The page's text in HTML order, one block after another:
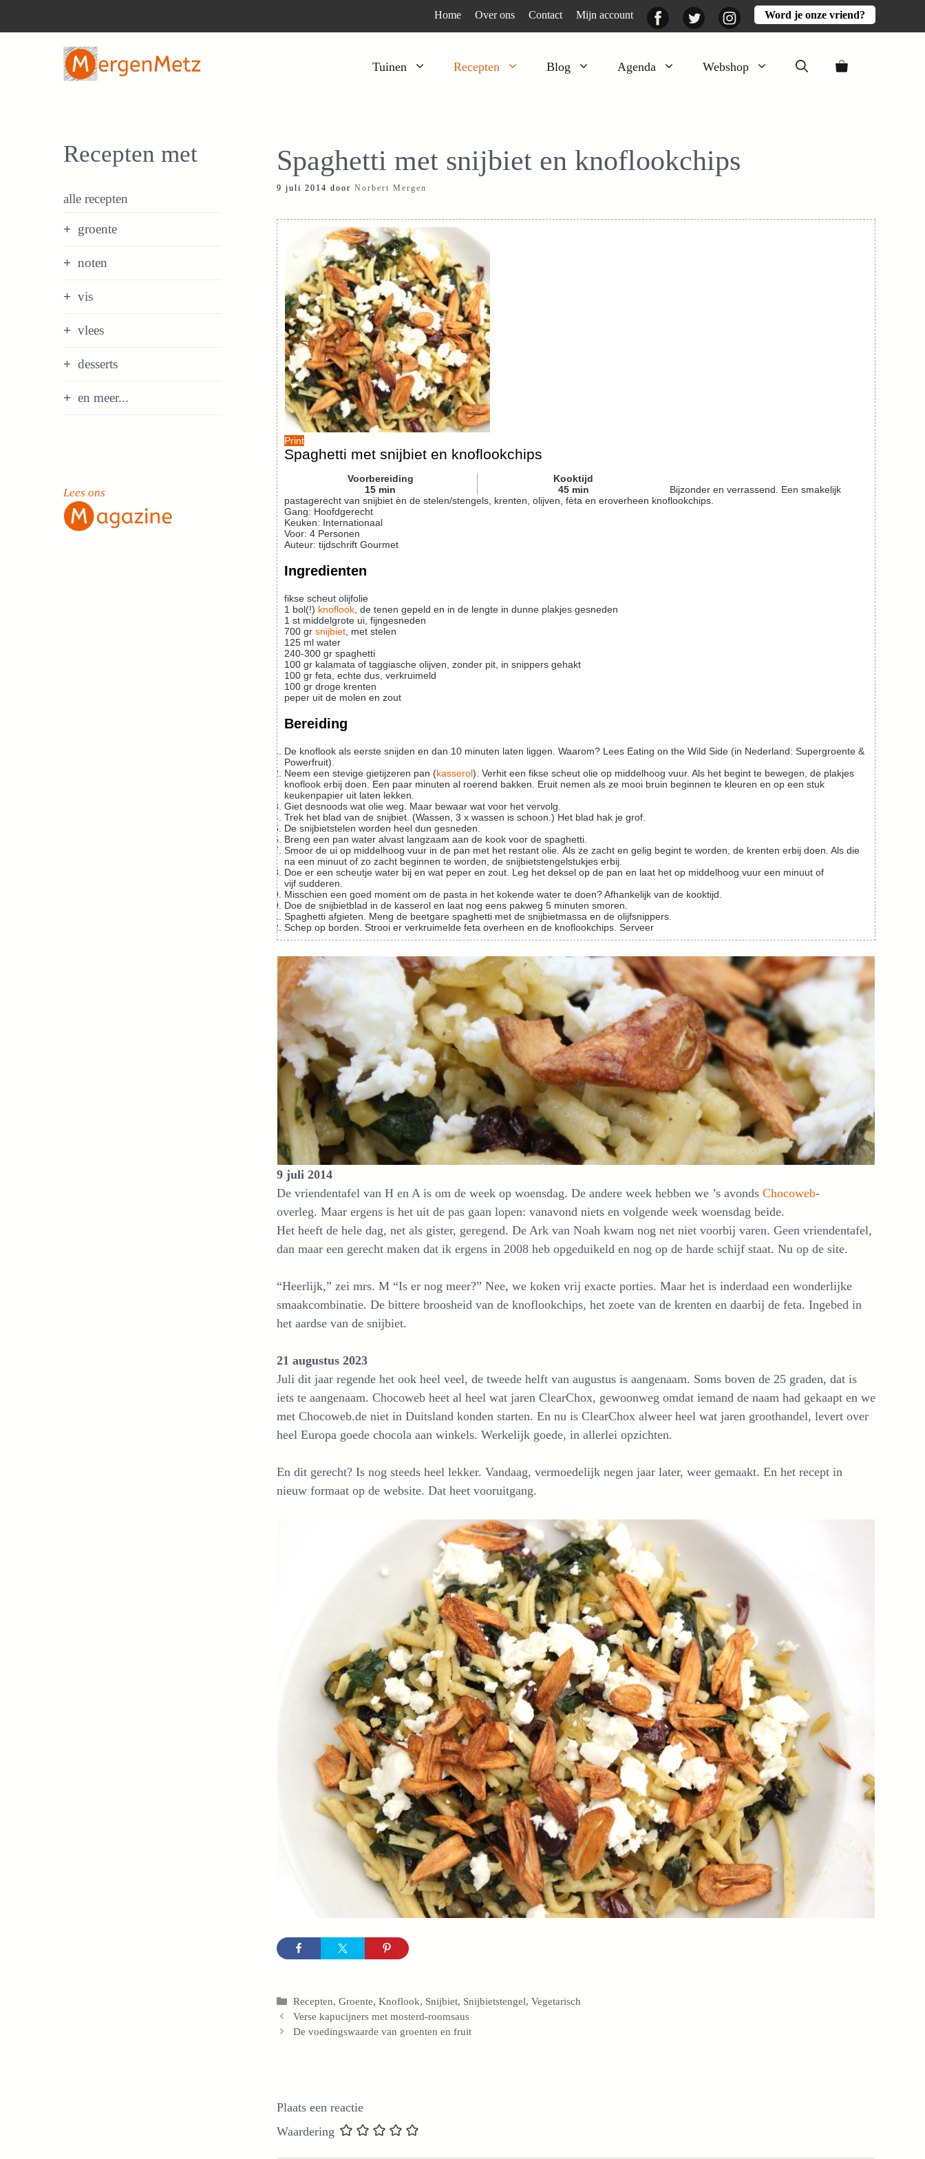
Home Over ons Contact Mijn account FacebookTwitter InstagramWord je onze vriend?
Tuinen Recepten Blog Agenda Webshop
Kruiden
Moestuin
Verfplanten
Voedselbos
Peulgroenten
Vruchtgewassen
Activiteiten
Mooi
Spaghetti met snijbiet en knoflookchips
9 juli 2014 door Norbert Mergen
Print
Spaghetti met snijbiet en knoflookchips
Voorbereiding
15 min
Kooktijd
45 min
Bijzonder en verrassend. Een smakelijk
pastagerecht van snijbiet èn de stelen/stengels, krenten, olijven, fèta en eroverheen knoflookchips.
Gang: Hoofdgerecht
Keuken: Internationaal
Voor: 4 Personen
Auteur: tijdschrift Gourmet
Ingredienten
fikse scheut olijfolie
1 bol(!) knoflook , de tenen gepeld en in de lengte in dunne plakjes gesneden
1 st middelgrote ui, fijngesneden
700 gr snijbiet , met stelen
125 ml water
240-300 gr spaghetti
100 gr kalamata of taggiasche olijven, zonder pit, in snippers gehakt
100 gr feta, echte dus, verkruimeld
100 gr droge krenten
peper uit de molen en zout
Bereiding
De knoflook als eerste snijden en dan 10 minuten laten liggen. Waarom? Lees Eating on the Wild Side (in Nederland: Supergroente &
Powerfruit).
Neem een stevige gietijzeren pan (kasserol). Verhit een fikse scheut olie op middelhoog vuur. Als het begint te bewegen, de plakjes
knoflook erbij doen. Een paar minuten al roerend bakken. Eruit nemen als ze mooi bruin beginnen te kleuren en op een stuk
keukenpapier uit laten lekken.
Giet desnoods wat olie weg. Maar bewaar wat voor het vervolg.
Trek het blad van de snijbiet. (Wassen, 3 x wassen is schoon.) Het blad hak je grof.
De snijbietstelen worden heel dun gesneden.
Breng een pan water alvast langzaam aan de kook voor de spaghetti.
Smoor de ui op middelhoog vuur in de pan met het restant olie. Als ze zacht en gelig begint te worden, de krenten erbij doen. Als die
na een minuut of zo zacht beginnen te worden, de snijbietstengelstukjes erbij.
Doe er een scheutje water bij en wat peper en zout. Leg het deksel op de pan en laat het op middelhoog vuur een minuut of
vijf sudderen.
Misschien een goed moment om de pasta in het kokende water te doen? Afhankelijk van de kooktijd.
Doe de snijbietblad in de kasserol en laat nog eens pakweg 5 minuten smoren.
Spaghetti afgieten. Meng de beetgare spaghetti met de snijbietmassa en de olijfsnippers.
Schep op borden. Strooi er verkruimelde feta overheen en de knoflookchips. Serveer
9 juli 2014
De vriendentafel van H en A is om de week op woensdag. De andere week hebben we ’s avonds Chocoweb-
overleg. Maar ergens is het uit de pas gaan lopen: vanavond niets en volgende week woensdag beide.
Het heeft de hele dag, net als gister, geregend. De Ark van Noah kwam nog net niet voorbij varen. Geen vriendentafel,
dan maar een gerecht maken dat ik ergens in 2008 heb opgeduikeld en nog op de harde schijf staat. Nu op de site.
“Heerlijk,” zei mrs. M “Is er nog meer?” Nee, we koken vrij exacte porties. Maar het is inderdaad een wonderlijke
smaakcombinatie. De bittere broosheid van de knoflookchips, het zoete van de krenten en daarbij de feta. Ingebed in
het aardse van de snijbiet.
21 augustus 2023
Juli dit jaar regende het ook heel veel, de tweede helft van augustus is aangenaam. Soms boven de 25 graden, dat is
iets te aangenaam. Chocoweb heet al heel wat jaren ClearChox, gewoonweg omdat iemand de naam had gekaapt en we
met Chocoweb.de niet in Duitsland konden starten. En nu is ClearChox alweer heel wat jaren groothandel, levert over
heel Europa goede chocola aan winkels. Werkelijk goede, in allerlei opzichten.
En dit gerecht? Is nog steeds heel lekker. Vandaag, vermoedelijk negen jaar later, weer gemaakt. En het recept in
nieuw formaat op de website. Dat heet vooruitgang.
Categorieën
Recepten,Groente,Knoflook, Snijbiet, Snijbietstengel,Vegetarisch
Verse kapucijners met mosterd-roomsaus
De voedingswaarde van groenten en fruit
Plaats een reactie
Waardering
Recepten met
alle recepten
groente
noten
vis
vlees
desserts
en meer...
Lees ons